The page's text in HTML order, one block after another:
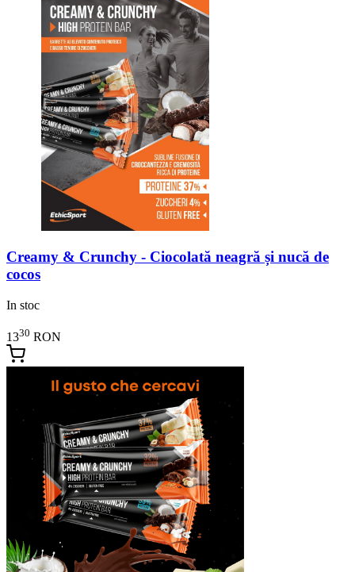
Creamy & Crunchy - Ciocolată neagră și nucă de
cocos
In stoc
1330 RON